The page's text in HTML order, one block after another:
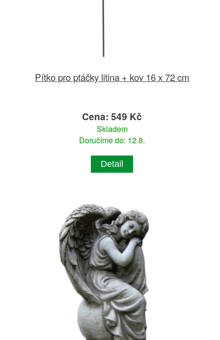
Pítko pro ptáčky litina + kov 16 x 72 cm
Cena: 549 Kč
Skladem
Doručíme do: 12.8.
Detail